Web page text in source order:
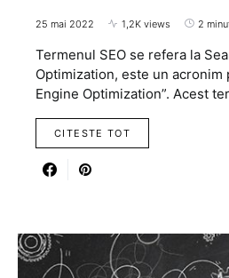
25 mai 2022 1,2K views 2
Termenul SEO se refera la
Optimization, este un acronim
Engine Optimization”. Acest
CITESTE TOT